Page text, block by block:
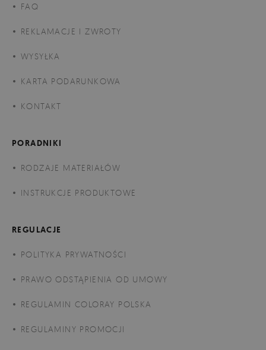
FAQ
REKLAMACJE I ZWROTY
WYSYŁKA
KARTA PODARUNKOWA
KONTAKT
PORADNIKI
RODZAJE MATERIAŁÓW
INSTRUKCJE PRODUKTOWE
REGULACJE
POLITYKA PRYWATNOŚCI
PRAWO ODSTĄPIENIA OD UMOWY
REGULAMIN COLORAY POLSKA
REGULAMINY PROMOCJI